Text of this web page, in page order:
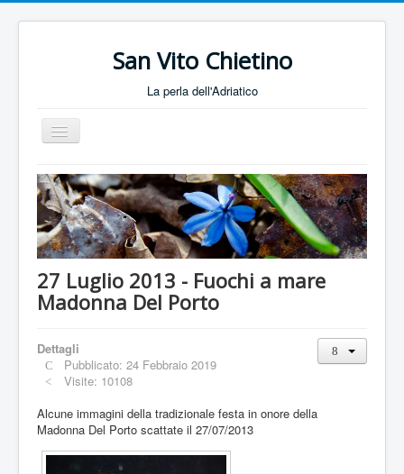
San Vito Chietino
La perla dell'Adriatico
Toggle
Navigation
Home
Foto
27 Luglio 2013 - Fuochi a mare
Madonna Del Porto
Dettagli
Pubblicato: 24 Febbraio 2019
Visite: 10108
Alcune immagini della tradizionale festa in onore della
Madonna Del Porto scattate il 27/07/2013